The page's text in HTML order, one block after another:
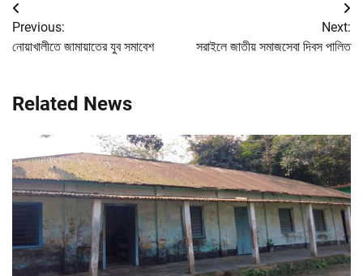
Post
navigation
Previous:
নোয়াখালীতে জামায়াতের যুব সমাবেশ
Next:
সরাইলে জাতীয় সমাজসেবা দিবস পালিত
Related News